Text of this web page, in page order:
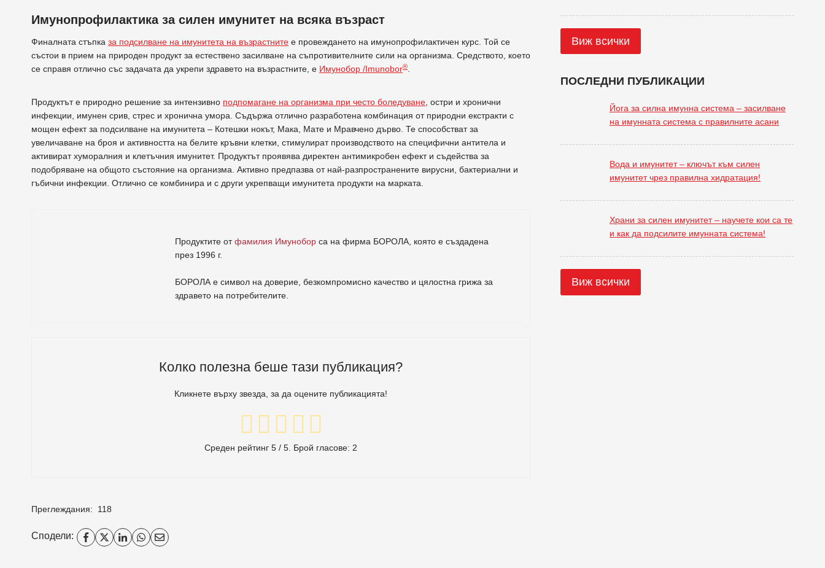
Имунопрофилактика за силен имунитет на всяка възраст
Финалната стъпка за подсилване на имунитета на възрастните е провеждането на имунопрофилактичен курс. Той се
състои в прием на природен продукт за естествено засилване на съпротивителните сили на организма. Средството, което
се справя отлично със задачата да укрепи здравето на възрастните, е Имунобор /Imunobor®
Продуктът е природно решение за интензивно подпомагане на организма при често боледуване , остри и хронични
инфекции, имунен срив, стрес и хронична умора. Съдържа отлично разработена комбинация от природни екстракти с
мощен ефект за подсилване на имунитета – Котешки нокът, Мака, Мате и Мравчено дърво. Те способстват за
увеличаване на броя и активността на белите кръвни клетки, стимулират производството на специфични антитела и
активират хуморалния и клетъчния имунитет. Продуктът проявява директен антимикробен ефект и съдейства за
подобряване на общото състояние на организма. Активно предпазва от най-разпространените вирусни, бактериални и
гъбични инфекции. Отлично се комбинира и с други укрепващи имунитета продукти на марката.
Продуктите отфамилия Имунобор са на фирма БОРОЛА , която е създадена
през 1996 г.
БОРОЛА е символ на доверие, безкомпромисно качество и цялостна грижа за
здравето на потребителите
Колко полезна беше тази публикация?
Кликнете върху звезда, за да оцените публикацията!
Среден рейтинг 5 / 5. Брой гласове: 2
Преглеждания: 118
Сподели:
Виж всички
ПОСЛЕДНИ ПУБЛИКАЦИИ
Йога за силна имунна система – засилване
на имунната система с правилните асани
Вода и имунитет – ключът към силен
имунитет чрез правилна хидратация!
Храни за силен имунитет – научете кои са те
и как да подсилите имунната система!
Виж всички